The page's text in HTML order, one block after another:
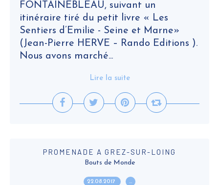
FONTAINEBLEAU, suivant un
itinéraire tiré du petit livre « Les
Sentiers d’Emilie - Seine et Marne»
(Jean-Pierre HERVE – Rando Editions ).
Nous avons marché...
Lire la suite
PROMENADE A GREZ-SUR-LOING
Bouts de Monde
22.08.2017 …